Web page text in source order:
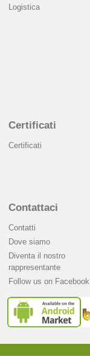
Logistica
Certificati
Certificati
Contattaci
Contatti
Dove siamo
Diventa il nostro
rappresentante
Follow us on Facebook